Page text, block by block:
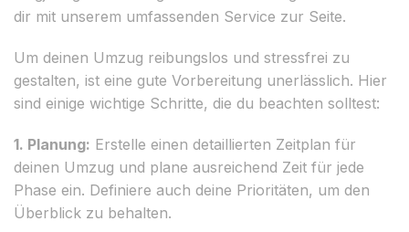
dir mit unserem umfassenden Service zur Seite.
Um deinen Umzug reibungslos und stressfrei zu
gestalten, ist eine gute Vorbereitung unerlässlich. Hier
sind einige wichtige Schritte, die du beachten solltest:
1. Planung: Erstelle einen detaillierten Zeitplan für
deinen Umzug und plane ausreichend Zeit für jede
Phase ein. Definiere auch deine Prioritäten, um den
Überblick zu behalten.